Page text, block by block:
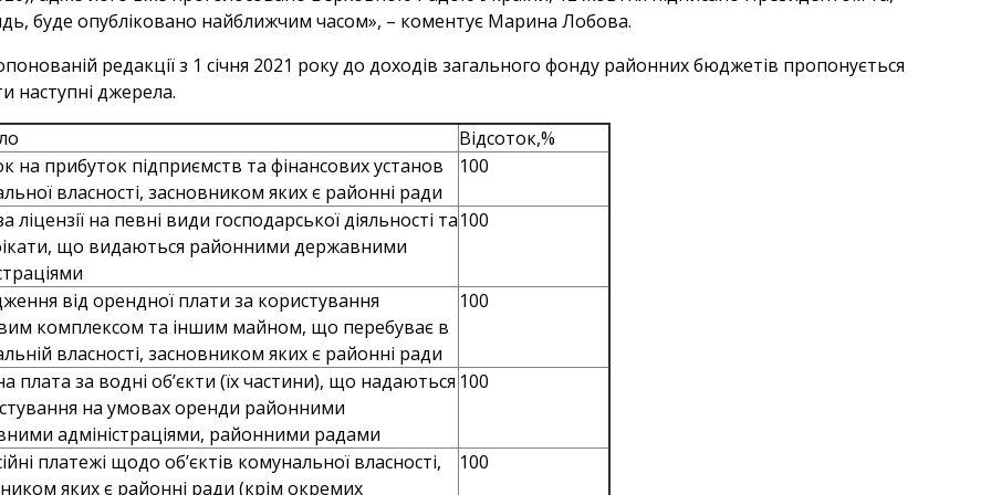
буде опубліковано найближчим часом», – коментує Марина Лобова.
редакції з 1 січня 2021 року до доходів загального фонду районних бюджетів пропонується
наступні джерела.
Відсоток,%
на прибуток підприємств та фінансових установ
власності, засновником яких є районні ради
100
ліцензії на певні види господарської діяльності та
що видаються районними державними
100
від орендної плати за користування
комплексом та іншим майном, що перебуває в
власності, засновником яких є районні ради
100
плата за водні об’єкти (їх частини), що надаються
на умовах оренди районними
адміністраціями, районними радами
100
платежі щодо об’єктів комунальної власності,
яких є районні ради (крім окремих
100